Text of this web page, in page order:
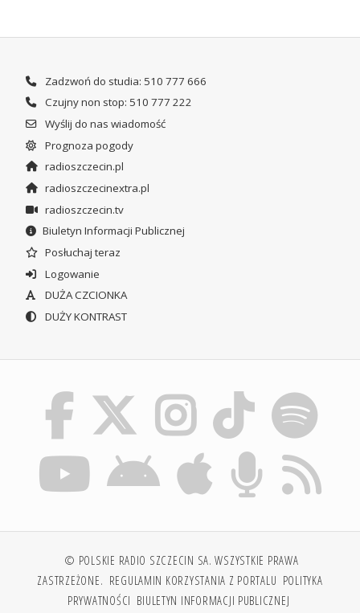
Zadzwoń do studia: 510 777 666
Czujny non stop: 510 777 222
Wyślij do nas wiadomość
Prognoza pogody
radioszczecin.pl
radioszczecinextra.pl
radioszczecin.tv
Biuletyn Informacji Publicznej
Posłuchaj teraz
Logowanie
DUŻA CZCIONKA
DUŻY KONTRAST
© POLSKIE RADIO SZCZECIN SA. WSZYSTKIE PRAWA
ZASTRZEŻONE. REGULAMIN KORZYSTANIA Z PORTALU POLITYKA
PRYWATNOŚCI BIULETYN INFORMACJI PUBLICZNEJ